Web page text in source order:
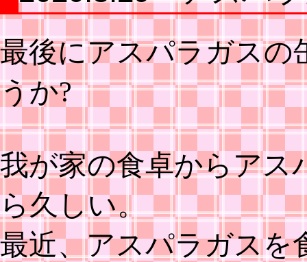
最後にアスパラガスの
うか?
我が家の食卓からアス
ら久しい。
最近、アスパラガスを